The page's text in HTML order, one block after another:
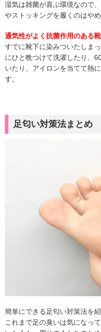
湿気は雑菌が喜ぶ環境なので
やストッキングを履くのはやめ
通気性がよく抗菌作用のある
すでに靴下に染みついたしま
にひと晩つけて洗濯したり、
いたり、アイロンを当てて熱
す。
足匂い対策法まとめ
簡単にできる足匂い対策法を紹
これまで足の臭いは気になっ